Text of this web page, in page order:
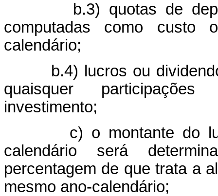
b.3) quotas de
computadas como custo
calendário;
b.4) lucros ou
quaisquer
investimento;
c) o montante do lucro
calendário será
percentagem de que trata a
mesmo ano-calendário;